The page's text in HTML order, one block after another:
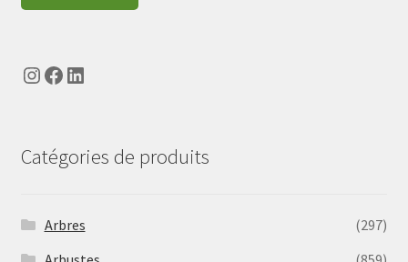
Instagram
Facebook
LinkedIn
Catégories de produits
Arbres
(297)